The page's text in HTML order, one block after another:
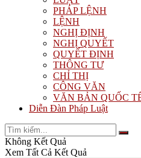
PHÁP LỆNH
LỆNH
NGHỊ ĐỊNH
NGHỊ QUYẾT
QUYẾT ĐỊNH
THÔNG TƯ
CHỈ THỊ
CÔNG VĂN
VĂN BẢN QUỐC
Diễn Đàn Pháp Luật
Không Kết Quả
Xem Tất Cả Kết Quả